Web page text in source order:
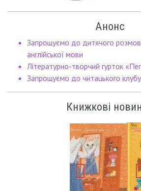
Анонс
Запрошуємо до дитячого
англійської мови
Літературно-творчий гурток
Запрошуємо до читацького
Книжкові